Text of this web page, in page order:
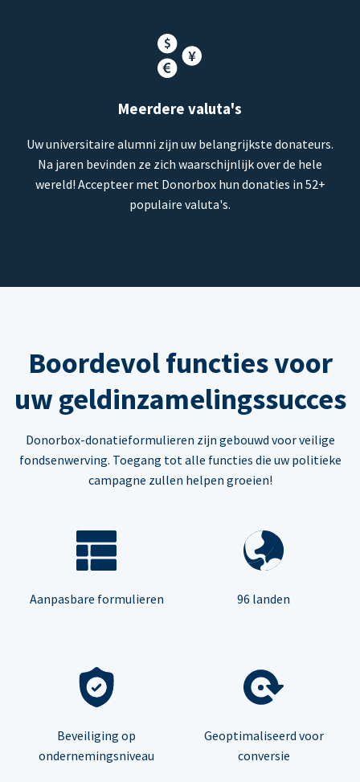
Meerdere valuta's
Uw universitaire alumni zijn uw belangrijkste donateurs.
Na jaren bevinden ze zich waarschijnlijk over de hele
wereld! Accepteer met Donorbox hun donaties in 52+
populaire valuta's.
Boordevol functies voor
uw geldinzamelingssucces
Donorbox-donatieformulieren zijn gebouwd voor veilige
fondsenwerving. Toegang tot alle functies die uw politieke
campagne zullen helpen groeien!
Aanpasbare formulieren 96 landen
Beveiliging op
ondernemingsniveau
Geoptimaliseerd voor
conversie